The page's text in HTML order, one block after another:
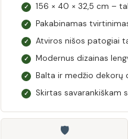
✓ 156 × 40 × 32,5 cm –
✓ Pakabinamas
✓ Atviros nišos patogiai
✓ Modernus dizainas
✓ Balta ir medžio dekorų
✓ Skirtas savarankiškam
🛡